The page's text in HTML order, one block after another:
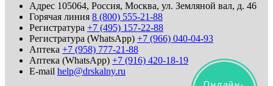
Адрес 105064, Россия, Москва, ул. Земляной вал, д. 46
Горячая линия 8 (800) 555-21-88
Регистратура +7 (495) 157-22-88
Регистратура (WhatsApp) +7 (966) 040-04-93
Аптека +7 (958) 777-21-88
Аптека (WhatsApp) +7 (916) 420-18-19
E-mail help@drskalny.ru